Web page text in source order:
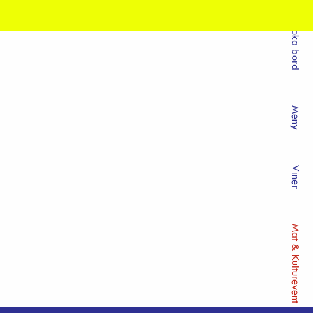
Boka bord
Meny
Viner
Mat & Kulturevent